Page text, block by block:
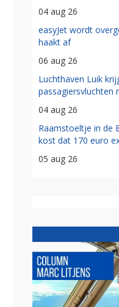
04 aug 26
easyJet wordt
haakt af
06 aug 26
Luchthaven Luik
passagiersvluchten
04 aug 26
Raamstoeltje in de
kost dat 170 euro
05 aug 26